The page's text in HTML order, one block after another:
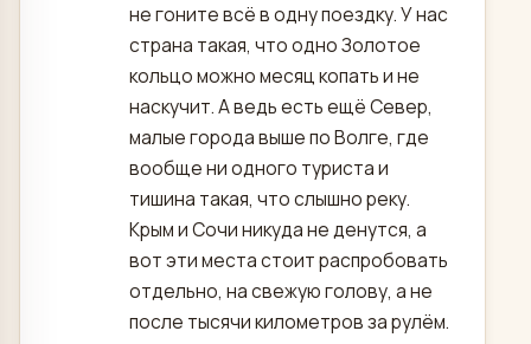
не гоните всё в одну поездку. У нас
страна такая, что одно Золотое
кольцо можно месяц копать и не
наскучит. А ведь есть ещё Север,
малые города выше по Волге, где
вообще ни одного туриста и
тишина такая, что слышно реку.
Крым и Сочи никуда не денутся, а
вот эти места стоит распробовать
отдельно, на свежую голову, а не
после тысячи километров за рулём.